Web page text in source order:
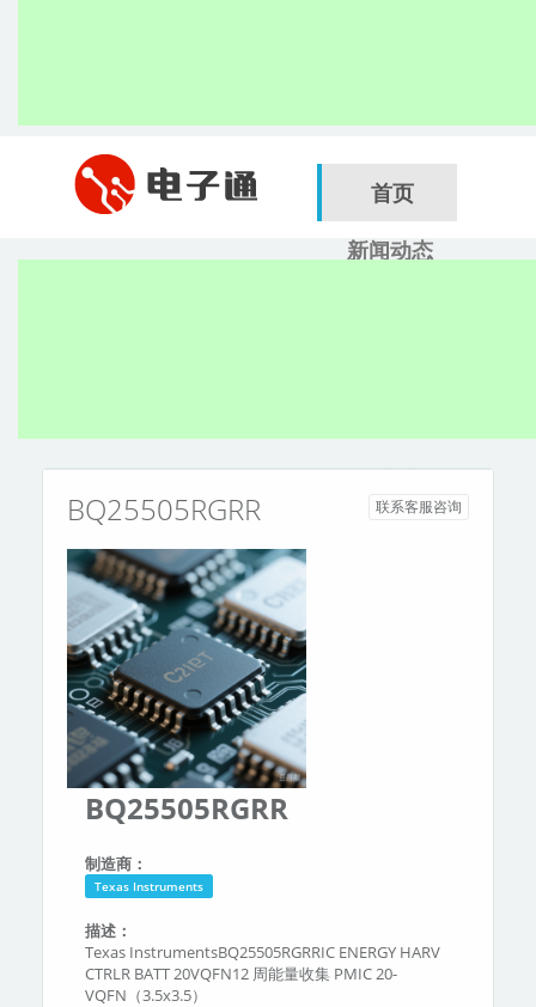
首页
新闻动态
服务商
联系客服咨询
BQ25505RGRR
BQ25505RGRR
制造商：
Texas Instruments
描述：
Texas InstrumentsBQ25505RGRRIC ENERGY HARV
CTRLR BATT 20VQFN12 周能量收集 PMIC 20-
VQFN（3.5x3.5）